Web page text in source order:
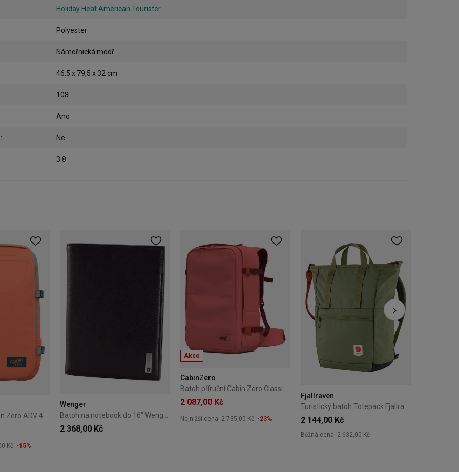
Holiday Heat American Tourister
Polyester
Námořnická modř
46.5 x 79,5 x 32 cm
108
Ano
: Ne
3.8
Kč -15%
Wenger
Batoh na notebook do 16" Wenger Pegasus Deluxe Blue
2 368,00 Kč
Akce
CabinZero
2 087,00 Kč
Nejnižší cena: 2 735,00 Kč -23%
Fjallraven
2 144,00 Kč
Běžná cena: 2 632,00 Kč